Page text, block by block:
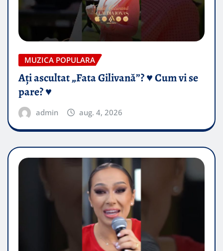
MUZICA POPULARA
Ați ascultat „Fata Gilivană”? ♥️ Cum vi se
pare? ♥️
admin aug. 4, 2026